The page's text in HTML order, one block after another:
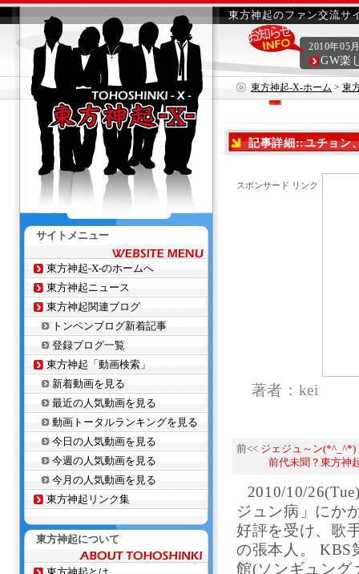
東方神起のファン交流サ
東方神起-X-ホーム > 東
功的な位置づけ
2010年05
GW楽
記事詳細::ユチョン
スポンサード リンク
著者：kei
前<< ジェジュ～ン(*^_^*)
前代未聞？東方神
2010/10/
ジュン病」にか
好評を受け、歌
の張本人。 KBS
館(ソンギュング
サイトメニュー
東方神起-X-のホームへ
東方神起ニュース
東方神起関連ブログ
トンペンブログ新着記事
登録ブログ一覧
東方神起「動画検索」
新着動画を見る
最近の人気動画を見る
動画トータルランキングを見る
今日の人気動画を見る
今週の人気動画を見る
今月の人気動画を見る
東方神起リンク集
東方神起について